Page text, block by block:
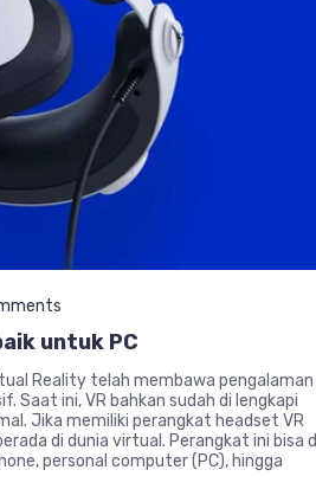
untuk PC
Reality telah membawa pengalaman
Saat ini, VR bahkan sudah di lengkapi
Jika memiliki perangkat headset VR
di dunia virtual. Perangkat ini bisa d
personal computer (PC), hingga